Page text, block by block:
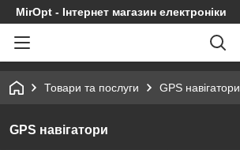
MirOpt - Інтернет магазин електроніки
Товари та послуги GPS навігатори
GPS навігатори